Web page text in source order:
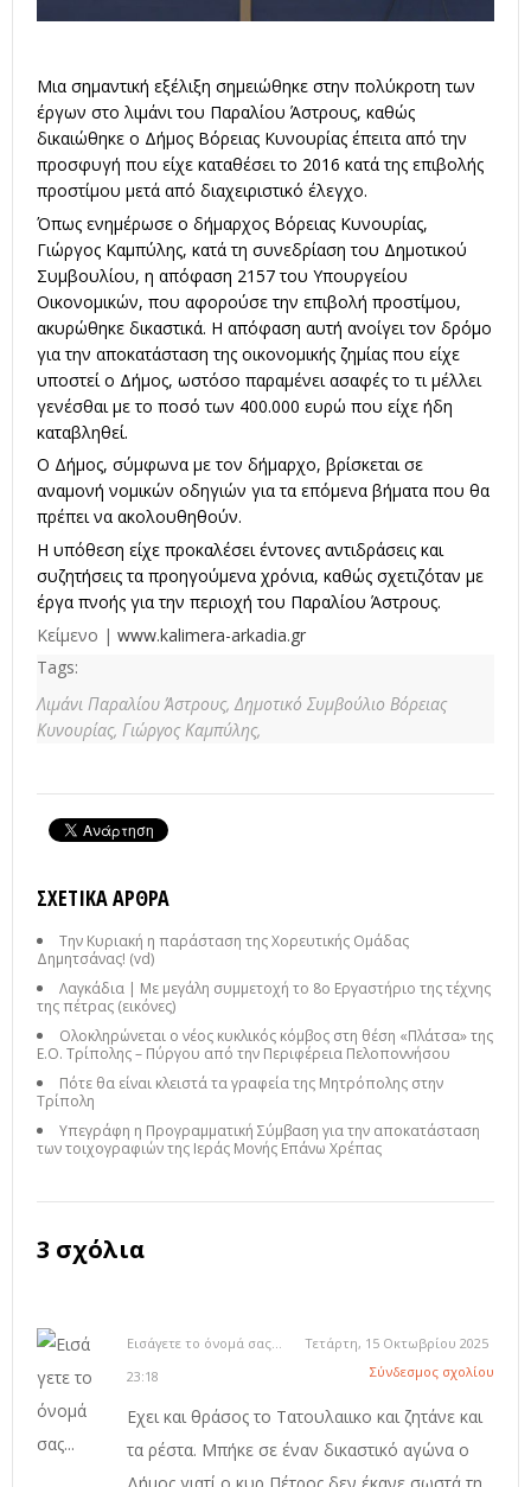
Μια σημαντική εξέλιξη σημειώθηκε στην πολύκροτη των
έργων στο λιμάνι του Παραλίου Άστρους, καθώς
δικαιώθηκε ο Δήμος Βόρειας Κυνουρίας έπειτα από την
προσφυγή που είχε καταθέσει το 2016 κατά της επιβολής
προστίμου μετά από διαχειριστικό έλεγχο.
Όπως ενημέρωσε ο δήμαρχος Βόρειας Κυνουρίας,
Γιώργος Καμπύλης, κατά τη συνεδρίαση του Δημοτικού
Συμβουλίου, η απόφαση 2157 του Υπουργείου
Οικονομικών, που αφορούσε την επιβολή προστίμου,
ακυρώθηκε δικαστικά. Η απόφαση αυτή ανοίγει τον δρόμο
για την αποκατάσταση της οικονομικής ζημίας που είχε
υποστεί ο Δήμος, ωστόσο παραμένει ασαφές το τι μέλλει
γενέσθαι με το ποσό των 400.000 ευρώ που είχε ήδη
καταβληθεί.
Ο Δήμος, σύμφωνα με τον δήμαρχο, βρίσκεται σε
αναμονή νομικών οδηγιών για τα επόμενα βήματα που θα
πρέπει να ακολουθηθούν.
Η υπόθεση είχε προκαλέσει έντονες αντιδράσεις και
συζητήσεις τα προηγούμενα χρόνια, καθώς σχετιζόταν με
έργα πνοής για την περιοχή του Παραλίου Άστρους.
Κείμενο | www.kalimera-arkadia.gr
Tags:
Λιμάνι Παραλίου Άστρους,Δημοτικό Συμβούλιο Βόρειας
Κυνουρίας, Γιώργος Καμπύλης,
ΣΧΕΤΙΚΆ ΆΡΘΡΑ
Την Κυριακή η παράσταση της Χορευτικής Ομάδας
Δημητσάνας! (vd)
Λαγκάδια | Με μεγάλη συμμετοχή το 8ο Εργαστήριο της τέχνης
της πέτρας (εικόνες)
Ολοκληρώνεται ο νέος κυκλικός κόμβος στη θέση «Πλάτσα» της
Ε.Ο. Τρίπολης – Πύργου από την Περιφέρεια Πελοποννήσου
Πότε θα είναι κλειστά τα γραφεία της Μητρόπολης στην
Τρίπολη
Υπεγράφη η Προγραμματική Σύμβαση για την αποκατάσταση
των τοιχογραφιών της Ιεράς Μονής Επάνω Χρέπας
3 σχόλια
Εισάγετε το όνομά σας...
Τετάρτη, 15 Οκτωβρίου 2025
23:18
Σύνδεσμος σχολίου
Εχει και θράσος το Τατουλαιικο και ζητάνε και
τα ρέστα. Μπήκε σε έναν δικαστικό αγώνα ο